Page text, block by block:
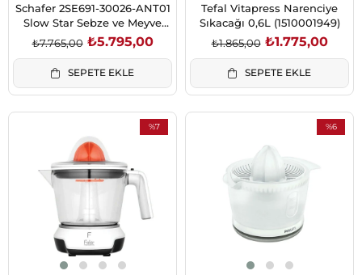
Schafer 2SE691-30026-ANT01
Slow Star Sebze ve Meyve
Sıkacağı-Antrasit
₺5.795,00
₺7.765,00
SEPETE EKLE
Tefal Vitapress Narenciye
Sıkacağı 0,6L (1510001949)
₺1.775,00
₺1.865,00
SEPETE EKLE
%7
%6